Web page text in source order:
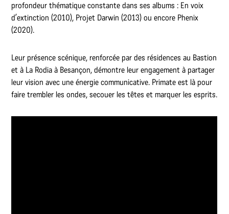
profondeur thématique constante dans ses albums : En voix
d’extinction (2010), Projet Darwin (2013) ou encore Phenix
(2020).
Leur présence scénique, renforcée par des résidences au Bastion
et à La Rodia à Besançon, démontre leur engagement à partager
leur vision avec une énergie communicative. Primate est là pour
faire trembler les ondes, secouer les têtes et marquer les esprits.